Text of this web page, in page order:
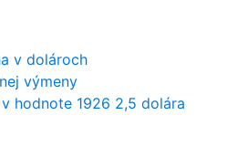
v dolároch
výmeny
hodnote 1926 2,5 dolára